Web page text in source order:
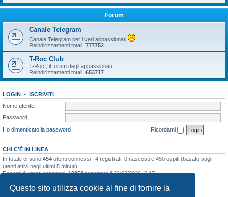
Questo sito utilizza cookie al fine di fornire la
Forum
Canale Telegram
Canale Telegram per i veri appassionati
Reindirizzamenti totali: 777752
T-Roc Club
T-Roc , il forum degli appassionati
Reindirizzamenti totali: 653717
LOGIN • ISCRIVITI
Nome utente:
Password:
Ho dimenticato la password
Ricordami
CHI C’È IN LINEA
In totale ci sono 454 utenti connessi : 4 registrati, 0 nascosti e 450 ospiti (basato sugli
utenti attivi negli ultimi 5 minuti)
Record di utenti connessi:10858registrato il 23/03/2026, 5:17
STATISTICHE